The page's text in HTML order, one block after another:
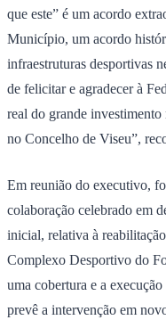
que este” é um acordo
Município, um acordo
infraestruturas desportivas
de felicitar e agradecer à
real do grande
no Concelho de Viseu”,
Em reunião do executivo,
colaboração celebrado em
inicial, relativa à
Complexo Desportivo do
uma cobertura e a
prevê a intervenção em